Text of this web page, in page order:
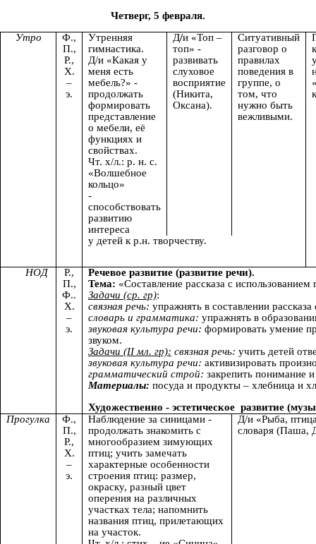
Четверг, 5 февраля.
Утро
Ф.,
П.,
Р.,
Х.
–
э.
Утренняя
гимнастика.
Д/и «Какая у
меня есть
мебель?» -
продолжать
формировать
представление
о мебели, её
функциях и
свойствах.
Чт. х/л.: р. н. с.
«Волшебное
кольцо»
-
способствовать
развитию
интереса
Д/и «Топ –
топ» -
развивать
слуховое
восприятие
(Никита,
Оксана).
Ситуативный
разговор о
правилах
поведения в
группе, о
том, что
нужно быть
вежливыми.
у детей к р.н. творчеству.
НОД
Р.,
П.,
Ф..
Х.
–
э.
Речевое развитие (развитие речи).
Тема: «Составление рассказа с
Задачи (ср. гр):
связная речь: упражнять в составлении
словарь и грамматика: упражнять в
звуковая культура речи: формировать умение
звуком.
Задачи (II мл. гр): связная речь: учить детей
звуковая культура речи: активизировать
грамматический строй: закрепить понимание
Материалы: посуда и продукты – хлебница и
Художественно - эстетическое развитие
Прогулка
Ф.,
П.,
Р.,
Х.
–
э.
Наблюдение за синицами -
продолжать знакомить с
многообразием зимующих
птиц; учить замечать
характерные особенности
строения птиц: размер,
окраску, разный цвет
оперения на различных
участках тела; напомнить
названия птиц, прилетающих
на участок.
Д/и «Рыба,
словаря (Паша,